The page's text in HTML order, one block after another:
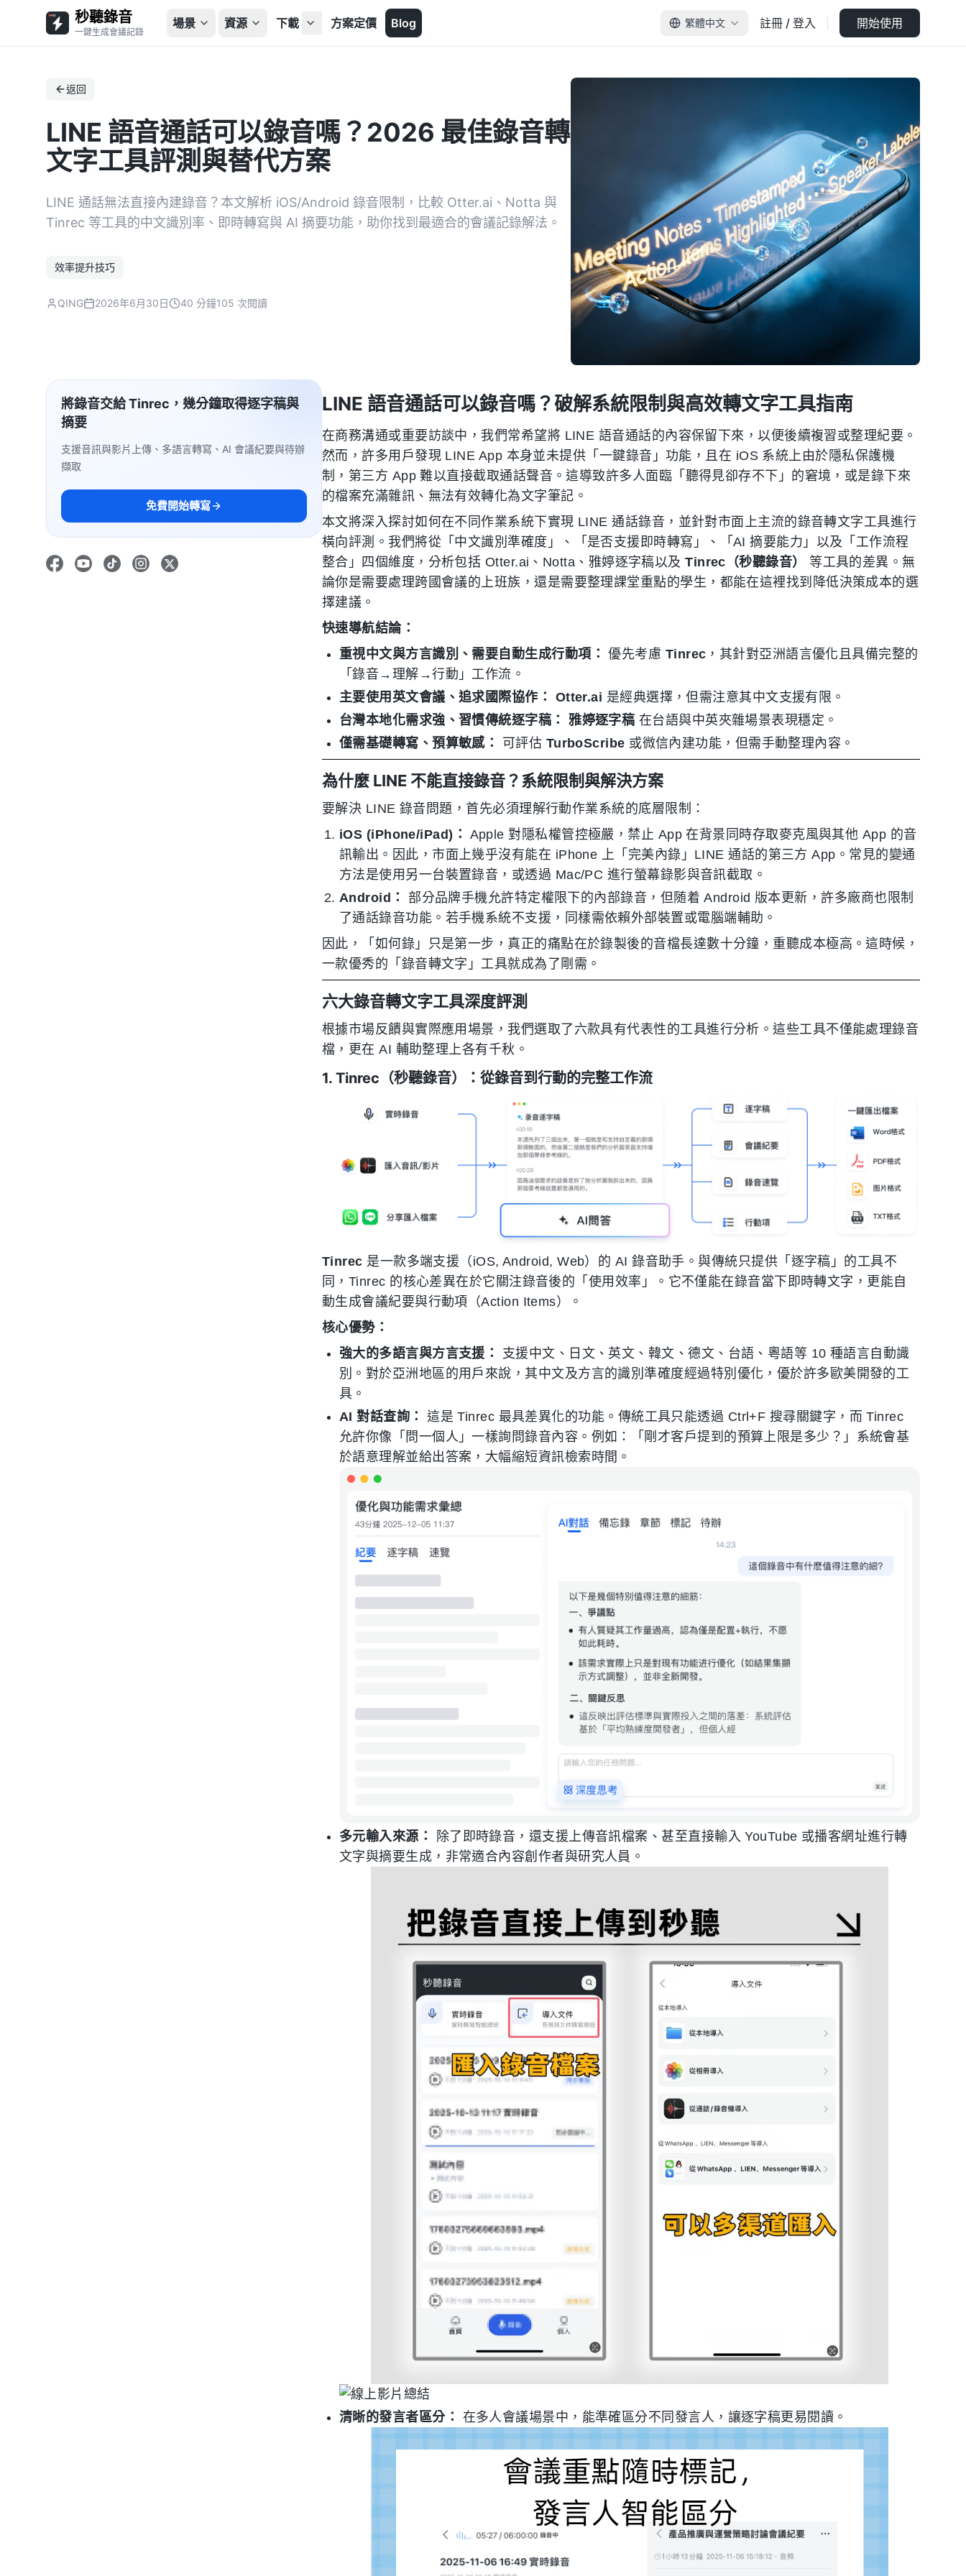
秒聽錄音
一鍵生成會議記錄
場景 資源 下載 方案定價 Blog 繁體中文 註冊 / 登入 開始使用
返回
LINE 語音通話可以錄音嗎？2026 最佳錄音轉
文字工具評測與替代方案
LINE 通話無法直接內建錄音？本文解析 iOS/Android 錄音限制，比較 Otter.ai、Notta 與
Tinrec 等工具的中文識別率、即時轉寫與 AI 摘要功能，助你找到最適合的會議記錄解法。
效率提升技巧
QING 2026年6月30日 40 分鐘105 次閱讀
將錄音交給 Tinrec，幾分鐘取得逐字稿與
摘要
支援音訊與影片上傳、多語言轉寫、AI 會議紀要與待辦
擷取
免費開始轉寫
LINE 語音通話可以錄音嗎？破解系統限制與高效轉文字工具指南
在商務溝通或重要訪談中，我們常希望將 LINE 語音通話的內容保留下來，以便後續複習或整理紀要。
然而，許多用戶發現 LINE App 本身並未提供「一鍵錄音」功能，且在 iOS 系統上由於隱私保護機
制，第三方 App 難以直接截取通話聲音。這導致許多人面臨「聽得見卻存不下」的窘境，或是錄下來
的檔案充滿雜訊、無法有效轉化為文字筆記。
本文將深入探討如何在不同作業系統下實現 LINE 通話錄音，並針對市面上主流的錄音轉文字工具進行
橫向評測。我們將從「中文識別準確度」、「是否支援即時轉寫」、「AI 摘要能力」以及「工作流程
整合」四個維度，分析包括 Otter.ai、Notta、雅婷逐字稿以及Tinrec（秒聽錄音）
等工具的差異。無
論你是需要處理跨國會議的上班族，還是需要整理課堂重點的學生，都能在這裡找到降低決策成本的選
擇建議。
快速導航結論：
重視中文與方言識別、需要自動生成行動項： 優先考慮 Tinrec ，其針對亞洲語言優化且具備完整的
「錄音→理解→行動」工作流。
主要使用英文會議、追求國際協作：
Otter.ai 是經典選擇，但需注意其中文支援有限。
台灣本地化需求強、習慣傳統逐字稿：
雅婷逐字稿 在台語與中英夾雜場景表現穩定。
僅需基礎轉寫、預算敏感：
可評估 TurboScribe 或微信內建功能，但需手動整理內容。
為什麼 LINE 不能直接錄音？系統限制與解決方案
要解決 LINE 錄音問題，首先必須理解行動作業系統的底層限制：
iOS (iPhone/iPad)： Apple 對隱私權管控極嚴，禁止 App 在背景同時存取麥克風與其他 App 的音
訊輸出。因此，市面上幾乎沒有能在 iPhone 上「完美內錄」LINE 通話的第三方 App。常見的變通
方法是使用另一台裝置錄音，或透過 Mac/PC 進行螢幕錄影與音訊截取。
Android：
部分品牌手機允許特定權限下的內部錄音，但随着 Android 版本更新，許多廠商也限制
了通話錄音功能。若手機系統不支援，同樣需依賴外部裝置或電腦端輔助。
因此，「如何錄」只是第一步，真正的痛點在於錄製後的音檔長達數十分鐘，重聽成本極高。這時候，
一款優秀的「錄音轉文字」工具就成為了剛需。
六大錄音轉文字工具深度評測
根據市場反饋與實際應用場景，我們選取了六款具有代表性的工具進行分析。這些工具不僅能處理錄音
檔，更在 AI 輔助整理上各有千秋。
1. Tinrec（秒聽錄音）：從錄音到行動的完整工作流
Tinrec 是一款多端支援（iOS, Android, Web）的 AI 錄音助手。與傳統只提供「逐字稿」的工具不
同，Tinrec 的核心差異在於它關注錄音後的「使用效率」。它不僅能在錄音當下即時轉文字，更能自
動生成會議紀要與行動項（Action Items）。
核心優勢：
強大的多語言與方言支援：
支援中文、日文、英文、韓文、德文、台語、粵語等 10 種語言自動識
別。對於亞洲地區的用戶來說，其中文及方言的識別準確度經過特別優化，優於許多歐美開發的工
具。
AI 對話查詢：
這是 Tinrec 最具差異化的功能。傳統工具只能透過 Ctrl+F 搜尋關鍵字，而 Tinrec
允許你像「問一個人」一樣詢問錄音內容。例如：「剛才客戶提到的預算上限是多少？」系統會基
於語意理解並給出答案，大幅縮短資訊檢索時間。
多元輸入來源：
除了即時錄音，還支援上傳音訊檔案、甚至直接輸入 YouTube 或播客網址進行轉
文字與摘要生成，非常適合內容創作者與研究人員。
清晰的發言者區分： 在多人會議場景中，能準確區分不同發言人，讓逐字稿更易閱讀。